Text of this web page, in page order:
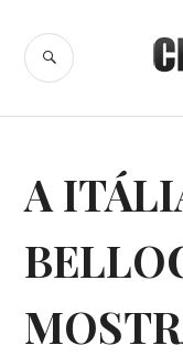
para
conteúdo
BUSCA
COLUNAS
ESPECIAIS
A